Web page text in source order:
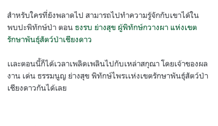
สำหรับใครที่ยังพลาดไป สามารถไปทำความรู้จักกับเขาได้ใน
พบปะพิทักษ์ป่า ตอน ธงรบ ย่างสุข ผู้พิทักษ์กวางผา แห่งเขต
รักษาพันธุ์สัตว์ป่าเชียงดาว
เเละตอนนี้ก็ได้เวลาเพลิดเพลินไปกับเหล่าสกุณา โดยเจ้าของผล
งาน เด่น ธรรมนูญ ย่างสุข พิทักษ์ไพรเเห่งเขตรักษาพันธุ์สัตว์ป่า
เชียงดาวกันได้เลย